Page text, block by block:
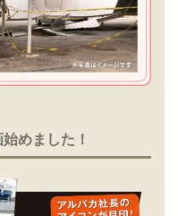
めました！